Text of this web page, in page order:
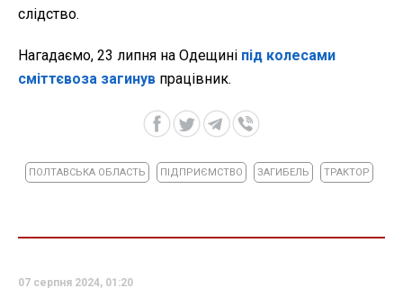
слідство.
Нагадаємо, 23 липня на Одещині під колесами
сміттєвоза загинув працівник.
ПОЛТАВСЬКА ОБЛАСТЬ ПІДПРИЄМСТВО ЗАГИБЕЛЬ ТРАКТОР
07 серпня 2024, 01:20